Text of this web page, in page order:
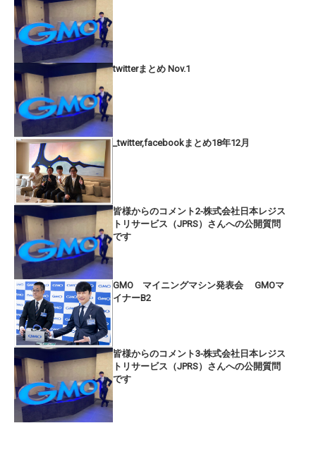
twitterまとめ Nov.1
_twitter,facebookまとめ18年12月
皆様からのコメント2-株式会社日本レジス
トリサービス（JPRS）さんへの公開質問
です
GMO マイニングマシン発表会 GMOマ
イナーB2
皆様からのコメント3-株式会社日本レジス
トリサービス（JPRS）さんへの公開質問
です